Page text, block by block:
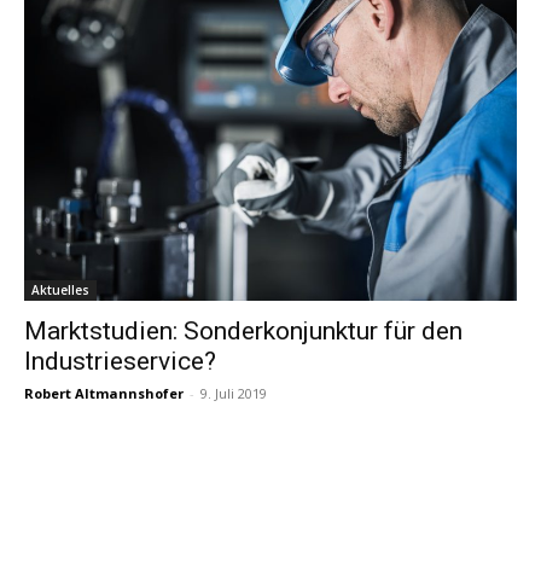
Aktuelles
Marktstudien: Sonderkonjunktur für den
Industrieservice?
Robert Altmannshofer - 9. Juli 2019